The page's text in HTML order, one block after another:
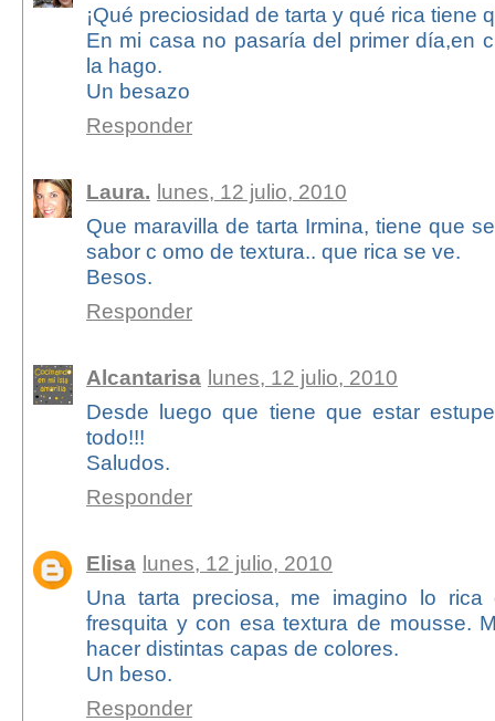
¡Qué preciosidad de tarta y qué rica tiene
En mi casa no pasaría del primer día,en
la hago.
Un besazo
Responder
Laura. lunes, 12 julio, 2010
Que maravilla de tarta Irmina, tiene que
sabor c omo de textura.. que rica se ve.
Besos.
Responder
Alcantarisa lunes, 12 julio, 2010
Desde luego que tiene que estar
todo!!!
Saludos.
Responder
Elisa lunes, 12 julio, 2010
Una tarta preciosa, me imagino lo
fresquita y con esa textura de mousse.
hacer distintas capas de colores.
Un beso.
Responder